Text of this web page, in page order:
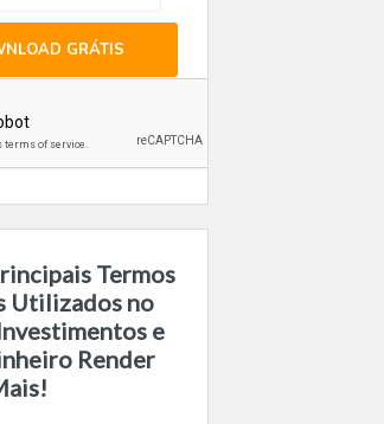
GRÁTIS
Termos
Utilizados no
e
Render